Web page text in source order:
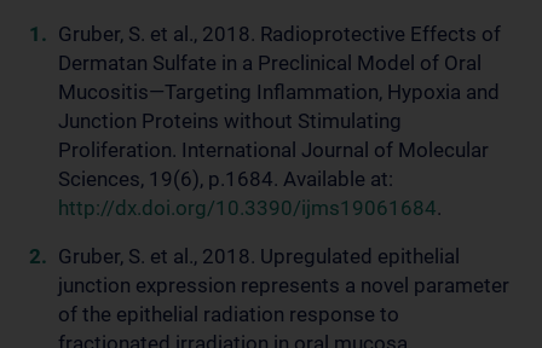
Gruber, S. et al., 2018. Radioprotective Effects of
Dermatan Sulfate in a Preclinical Model of Oral
Mucositis—Targeting Inflammation, Hypoxia and
Junction Proteins without Stimulating
Proliferation. International Journal of Molecular
Sciences, 19(6), p.1684. Available at:
http://dx.doi.org/10.3390/ijms19061684.
Gruber, S. et al., 2018. Upregulated epithelial
junction expression represents a novel parameter
of the epithelial radiation response to
fractionated irradiation in oral mucosa.